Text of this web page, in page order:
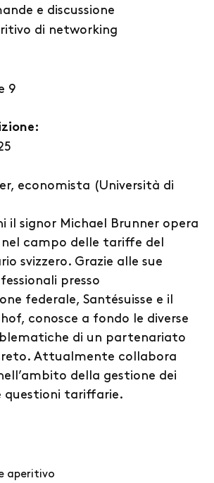
e discussione
di networking
9
economista (Università di
il signor Michael Brunner opera
campo delle tariffe del
svizzero. Grazie alle sue
presso
federale, Santésuisse e il
conosce a fondo le diverse
di un partenariato
Attualmente collabora
della gestione dei
questioni tariffarie.
aperitivo